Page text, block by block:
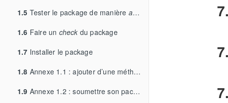
1.5 Tester le package de manière automatique
1.6 Faire un check du package
1.7 Installer le package
1.8 Annexe 1.1 : ajouter d’une méthode S3
1.9 Annexe 1.2 : soumettre son package au CRAN